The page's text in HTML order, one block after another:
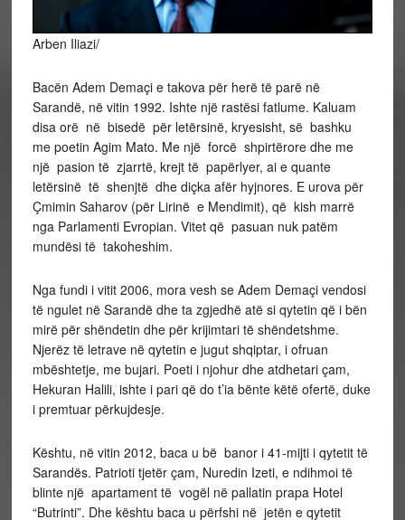
Arben Iliazi/
Bacën Adem Demaçi e takova për herë të parë në
Sarandë, në vitin 1992. Ishte një rastësi fatlume. Kaluam
disa orë në bisedë për letërsinë, kryesisht, së bashku
me poetin Agim Mato. Me një forcë shpirtërore dhe me
një pasion të zjarrtë, krejt të papërlyer, ai e quante
letërsinë të shenjtë dhe diçka afër hyjnores. E urova për
Çmimin Saharov (për Lirinë e Mendimit), që kish marrë
nga Parlamenti Evropian. Vitet që pasuan nuk patëm
mundësi të takoheshim.
Nga fundi i vitit 2006, mora vesh se Adem Demaçi vendosi
të ngulet në Sarandë dhe ta zgjedhë atë si qytetin që i bën
mirë për shëndetin dhe për krijimtari të shëndetshme.
Njerëz të letrave në qytetin e jugut shqiptar, i ofruan
mbështetje, me bujari. Poeti i njohur dhe atdhetari çam,
Hekuran Halili, ishte i pari që do t’ia bënte këtë ofertë, duke
i premtuar përkujdesje.
Kështu, në vitin 2012, baca u bë banor i 41-mijti i qytetit të
Sarandës. Patrioti tjetër çam, Nuredin Izeti, e ndihmoi të
blinte një apartament të vogël në pallatin prapa Hotel
“Butrinti”. Dhe kështu baca u përfshi në jetën e qytetit